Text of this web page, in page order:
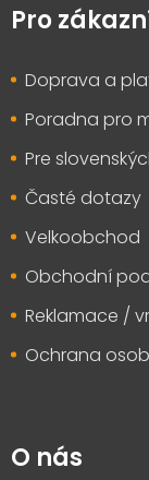
pPro
Doprava a
Poradna pro
Pre
Časté dotazy
Velkoobchod
Obchodní
Reklamace /
Ochrana
O nás